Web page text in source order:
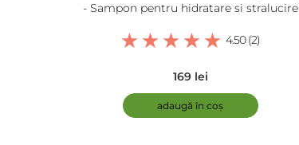
- Sampon pentru hidratare si stralucire
4.50 (2)
169 lei
adaugă în coș